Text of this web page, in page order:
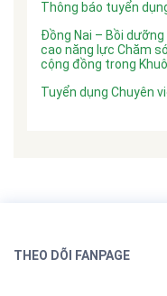
Thông báo tuyển
Đồng Nai – Bồi
cao năng lực Chăm
cộng đồng trong
Tuyển dụng Chuyên
THEO DÕI FANPAGE